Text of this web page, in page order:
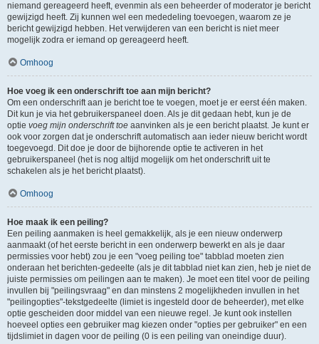
niemand gereageerd heeft, evenmin als een beheerder of moderator je bericht
gewijzigd heeft. Zij kunnen wel een mededeling toevoegen, waarom ze je
bericht gewijzigd hebben. Het verwijderen van een bericht is niet meer
mogelijk zodra er iemand op gereageerd heeft.
Omhoog
Hoe voeg ik een onderschrift toe aan mijn bericht?
Om een onderschrift aan je bericht toe te voegen, moet je er eerst één maken.
Dit kun je via het gebruikerspaneel doen. Als je dit gedaan hebt, kun je de
optie voeg mijn onderschrift toe aanvinken als je een bericht plaatst. Je kunt er
ook voor zorgen dat je onderschrift automatisch aan ieder nieuw bericht wordt
toegevoegd. Dit doe je door de bijhorende optie te activeren in het
gebruikerspaneel (het is nog altijd mogelijk om het onderschrift uit te
schakelen als je het bericht plaatst).
Omhoog
Hoe maak ik een peiling?
Een peiling aanmaken is heel gemakkelijk, als je een nieuw onderwerp
aanmaakt (of het eerste bericht in een onderwerp bewerkt en als je daar
permissies voor hebt) zou je een "voeg peiling toe" tabblad moeten zien
onderaan het berichten-gedeelte (als je dit tabblad niet kan zien, heb je niet de
juiste permissies om peilingen aan te maken). Je moet een titel voor de peiling
invullen bij "peilingsvraag" en dan minstens 2 mogelijkheden invullen in het
"peilingopties"-tekstgedeelte (limiet is ingesteld door de beheerder), met elke
optie gescheiden door middel van een nieuwe regel. Je kunt ook instellen
hoeveel opties een gebruiker mag kiezen onder "opties per gebruiker" en een
tijdslimiet in dagen voor de peiling (0 is een peiling van oneindige duur).